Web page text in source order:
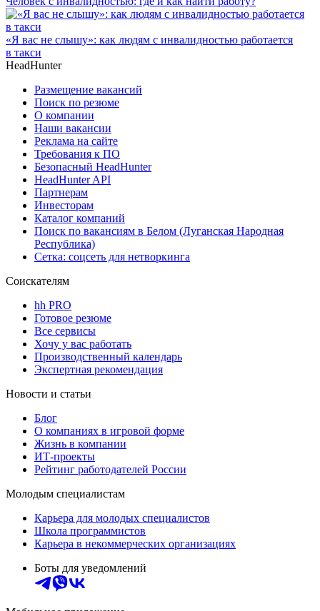
«Я вас не слышу»: как людям с инвалидностью работается
в такси
HeadHunter
Размещение вакансий
Поиск по резюме
О компании
Наши вакансии
Реклама на сайте
Требования к ПО
Безопасный HeadHunter
HeadHunter API
Партнерам
Инвесторам
Каталог компаний
Поиск по вакансиям в Белом (Луганская Народная
Республика)
Сетка: соцсеть для нетворкинга
Соискателям
hh PRO
Готовое резюме
Все сервисы
Хочу у вас работать
Производственный календарь
Экспертная рекомендация
Новости и статьи
Блог
О компаниях в игровой форме
Жизнь в компании
ИТ-проекты
Рейтинг работодателей России
Молодым специалистам
Карьера для молодых специалистов
Школа программистов
Карьера в некоммерческих организациях
Боты для уведомлений